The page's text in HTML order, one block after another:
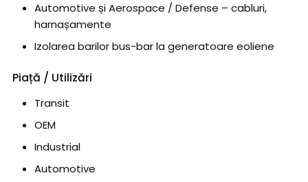
Automotive și Aerospace / Defense – cabluri,
harnașamente
Izolarea barilor bus-bar la generatoare eoliene
Piață / Utilizări
Transit
OEM
Industrial
Automotive